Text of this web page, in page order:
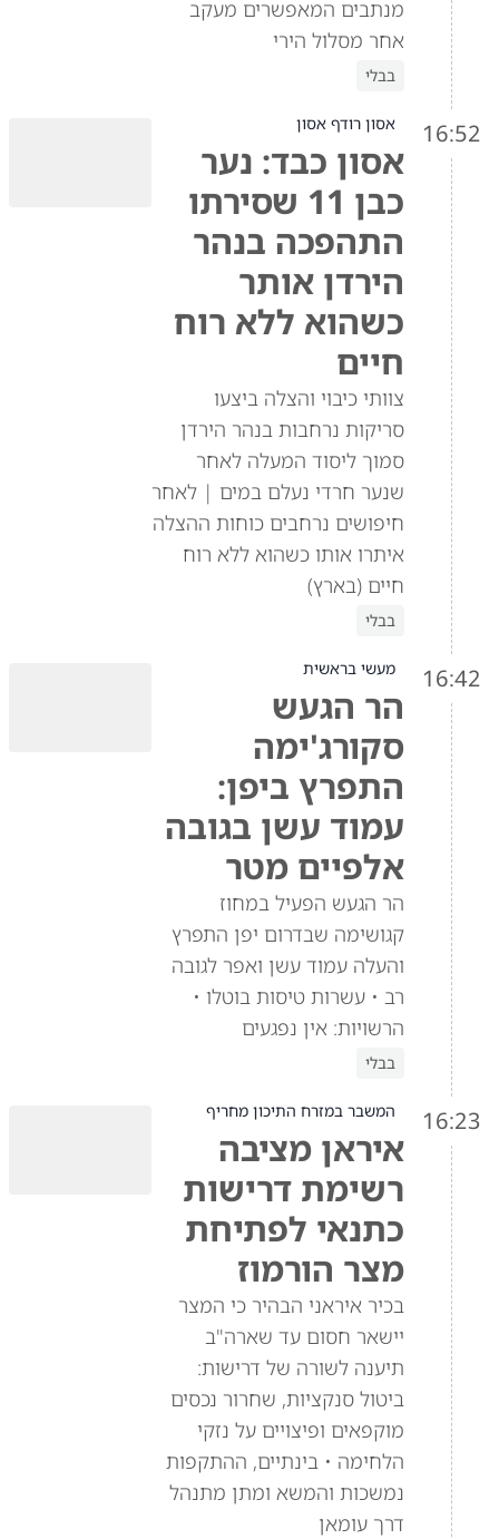
מנתבים המאפשרים מעקב
אחר מסלול הירי
בבלי
16:52 אסון רודף אסון
אסון כבד: נער
כבן 11 שסירתו
התהפכה בנהר
הירדן אותר
כשהוא ללא רוח
חיים
צוותי כיבוי והצלה ביצעו
סריקות נרחבות בנהר הירדן
סמוך ליסוד המעלה לאחר
שנער חרדי נעלם במים | לאחר
חיפושים נרחבים כוחות ההצלה
איתרו אותו כשהוא ללא רוח
חיים (בארץ)
בבלי
16:42 מעשי בראשית
הר הגעש
סקורג'ימה
התפרץ ביפן:
עמוד עשן בגובה
אלפיים מטר
הר הגעש הפעיל במחוז
קגושימה שבדרום יפן התפרץ
והעלה עמוד עשן ואפר לגובה
רב • עשרות טיסות בוטלו •
הרשויות: אין נפגעים
בבלי
16:23 המשבר במזרח התיכון מחריף
איראן מציבה
רשימת דרישות
כתנאי לפתיחת
מצר הורמוז
בכיר איראני הבהיר כי המצר
יישאר חסום עד שארה"ב
תיענה לשורה של דרישות:
ביטול סנקציות, שחרור נכסים
מוקפאים ופיצויים על נזקי
הלחימה • בינתיים, ההתקפות
נמשכות והמשא ומתן מתנהל
דרך עומאן